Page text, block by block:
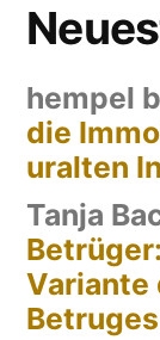
hempel
die
uralten
Tanja
Variante
Betruges